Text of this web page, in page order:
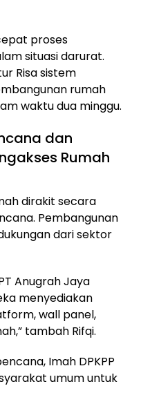
proses
situasi darurat.
Risa sistem
rumah
waktu dua minggu.
dan
Rumah
dirakit secara
Pembangunan
dari sektor
Anugrah Jaya
menyediakan
wall panel,
tambah Rifqi.
Imah DPKPP
umum untuk